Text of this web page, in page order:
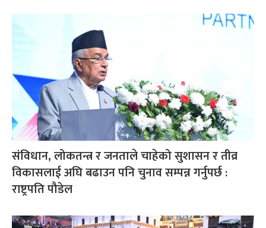
संविधान, लोकतन्त्र र जनताले चाहेको सुशासन र तीव्र
विकासलाई अघि बढाउन पनि चुनाव सम्पन्न गर्नुपर्छ :
राष्ट्रपति पौडेल